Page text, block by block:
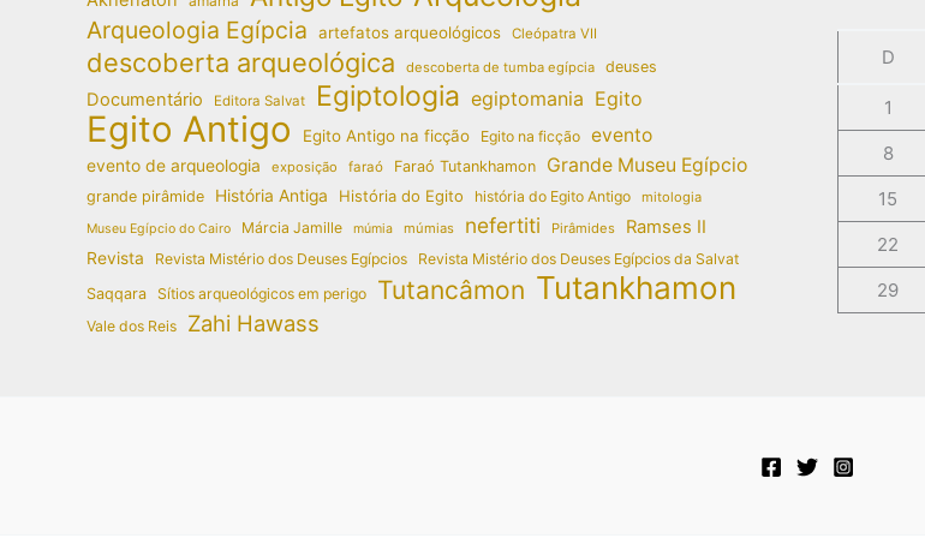
Arqueologia Egípcia artefatos arqueológicos Cleópatra VII
descoberta arqueológica descoberta de tumba egípcia deuses
Documentário Editora Salvat Egiptologia egiptomania Egito
Egito Antigo Egito Antigo na ficção Egito na ficção evento
evento de arqueologia exposição faraó Faraó Tutankhamon Grande Museu Egípcio
grande pirâmide História Antiga História do Egito história do Egito Antigo mitologia
Museu Egípcio do Cairo Márcia Jamille múmia múmias nefertiti Pirâmides Ramses II
Revista Revista Mistério dos Deuses Egípcios
Revista Mistério dos Deuses Egípcios da Salvat
Saqqara Sítios arqueológicos em perigo Tutancâmon Tutankhamon
Vale dos Reis Zahi Hawass
D
1
8
15
22
29